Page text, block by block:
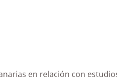
Canarias en relación